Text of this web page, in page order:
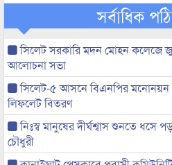
সর্বাধিক
সিলেট সরকারি মদন মোহন কলেজে
আলোচনা সভা
সিলেট-৫ আসনে বিএনপির মনোনয়ন
লিফলেট বিতরণ
নিঃস্ব মানুষের দীর্ঘশ্বাস শুনতে ধসে
চৌধুরী